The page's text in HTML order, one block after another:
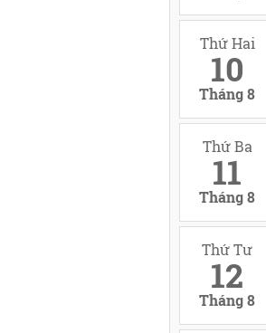
Thứ Hai
10
Tháng 8
Thứ Ba
11
Tháng 8
Thứ Tư
12
Tháng 8